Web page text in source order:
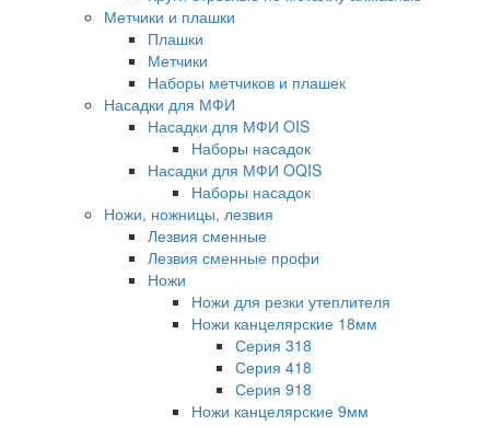
Метчики и плашки
Плашки
Метчики
Наборы метчиков и плашек
Насадки для МФИ
Насадки для МФИ OIS
Наборы насадок
Насадки для МФИ OQIS
Наборы насадок
Ножи, ножницы, лезвия
Лезвия сменные
Лезвия сменные профи
Ножи
Ножи для резки утеплителя
Ножи канцелярские 18мм
Серия 318
Серия 418
Серия 918
Ножи канцелярские 9мм